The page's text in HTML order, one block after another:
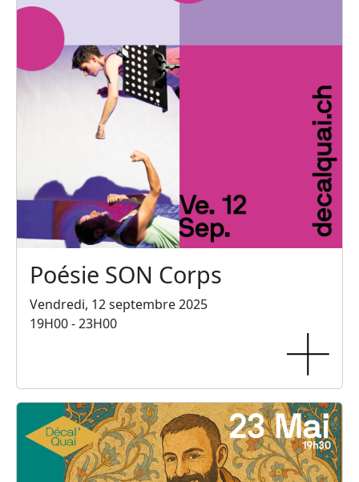
Poésie SON Corps
Vendredi, 12 septembre 2025
19H00 - 23H00